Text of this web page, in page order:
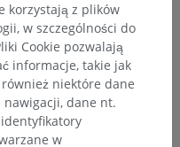
struktury powiązane
korzystają z plików
w szczególności do
Cookie pozwalają
informacje, takie jak
niektóre dane
nawigacji, dane nt.
w